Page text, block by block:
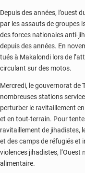
Depuis des années, l’ouest
par les assauts de groupes
des forces nationales anti-
depuis des années. En
tués à Makalondi lors de
circulant sur des motos.
Mercredi, le gouvernorat de
nombreuses stations
perturber le ravitaillement
et en tout-terrain. Pour
ravitaillement de jihadistes,
et des camps de réfugiés et
violences jihadistes,
alimentaire.